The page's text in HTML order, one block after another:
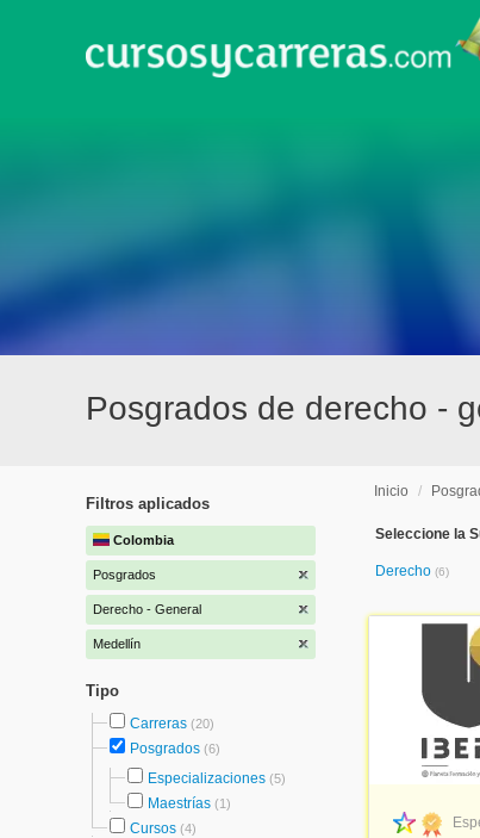
Posgrados de derecho -
Filtros aplicados
Colombia
Posgrados
Derecho - General
Medellín
Tipo
Carreras (20)
Posgrados (6)
Especializaciones (5)
Maestrías (1)
Cursos (4)
Inicio /
Seleccione la
Derecho (6)